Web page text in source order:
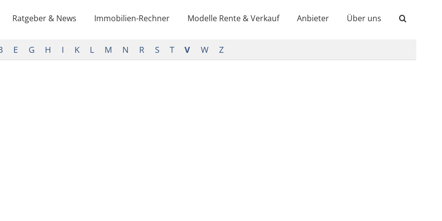
Ratgeber & News Immobilien-Rechner Modelle Rente & Verkauf Anbieter Über uns
E G H I K L M N R S T V W Z